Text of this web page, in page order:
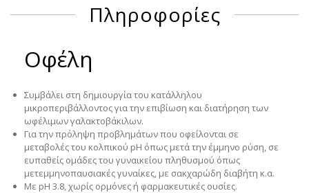
Πληροφορίες
Οφέλη
Συμβάλει στη δημιουργία του κατάλληλου
μικροπεριβάλλοντος για την επιβίωση και διατήρηση των
ωφέλιμων γαλακτοβάκιλων.
Για την πρόληψη προβλημάτων που οφείλονται σε
μεταβολές του κολπικού pH όπως μετά την έμμηνο ρύση, σε
ευπαθείς ομάδες του γυναικείου πληθυσμού όπως
μετεμμηνοπαυσιακές γυναίκες, με σακχαρώδη διαβήτη κ.α.
Με pH 3.8, χωρίς ορμόνες ή φαρμακευτικές ουσίες.